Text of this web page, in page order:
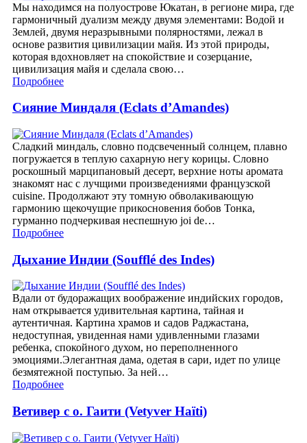
Мы находимся на полуострове Юкатан, в регионе мира, где
гармоничный дуализм между двумя элементами: Водой и
Землей, двумя неразрывными полярностями, лежал в
основе развития цивилизации майя. Из этой природы,
которая вдохновляет на спокойствие и созерцание,
цивилизация майя и сделала свою…
Подробнее
Сияние Миндаля (Eclats d’Amandes)
Сладкий миндаль, словно подсвеченный солнцем, плавно
погружается в теплую сахарную негу корицы. Словно
роскошный марципановый десерт, верхние ноты аромата
знакомят нас с лучщими произведениями французской
cuisine. Продолжают эту томную обволакивающую
гармонию щекочущие прикосновения бобов Тонка,
гурманно подчеркивая неспешную joi de…
Подробнее
Дыхание Индии (Soufflé des Indes)
Вдали от будоражащих воображение индийских городов,
нам открывается удивительная картина, тайная и
аутентичная. Картина храмов и садов Раджастана,
недоступная, увиденная нами удивленными глазами
ребенка, спокойного духом, но переполненного
эмоциями.Элегантная дама, одетая в сари, идет по улице
безмятежной поступью. За ней…
Подробнее
Ветивер с о. Гаити (Vetyver Haïti)